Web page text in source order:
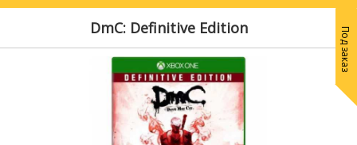
DmC: Definitive Edition Под заказ